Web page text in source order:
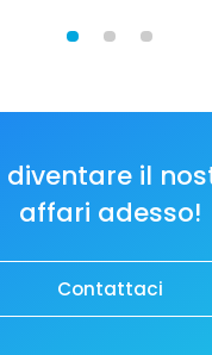
diventare il
affari adesso!
Contattaci